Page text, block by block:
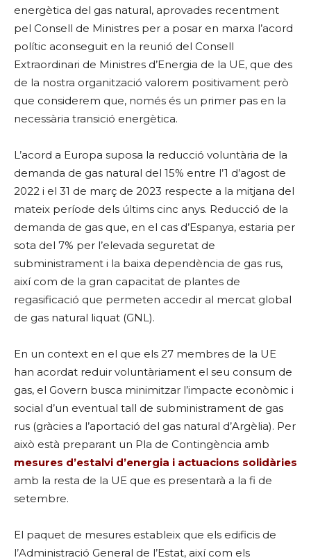
energètica del gas natural, aprovades recentment
pel Consell de Ministres per a posar en marxa l’acord
polític aconseguit en la reunió del Consell
Extraordinari de Ministres d’Energia de la UE, que des
de la nostra organització valorem positivament però
que considerem que, només és un primer pas en la
necessària transició energètica.
L’acord a Europa suposa la reducció voluntària de la
demanda de gas natural del 15% entre l’1 d’agost de
2022 i el 31 de març de 2023 respecte a la mitjana del
mateix període dels últims cinc anys. Reducció de la
demanda de gas que, en el cas d’Espanya, estaria per
sota del 7% per l’elevada seguretat de
subministrament i la baixa dependència de gas rus,
així com de la gran capacitat de plantes de
regasificació que permeten accedir al mercat global
de gas natural liquat (GNL).
En un context en el que els 27 membres de la UE
han acordat reduir voluntàriament el seu consum de
gas, el Govern busca minimitzar l’impacte econòmic i
social d’un eventual tall de subministrament de gas
rus (gràcies a l’aportació del gas natural d’Argèlia). Per
això està preparant un Pla de Contingència amb
mesures d’estalvi d’energia i actuacions solidàries
amb la resta de la UE que es presentarà a la fi de
setembre.
El paquet de mesures estableix que els edificis de
l’Administració General de l’Estat, així com els